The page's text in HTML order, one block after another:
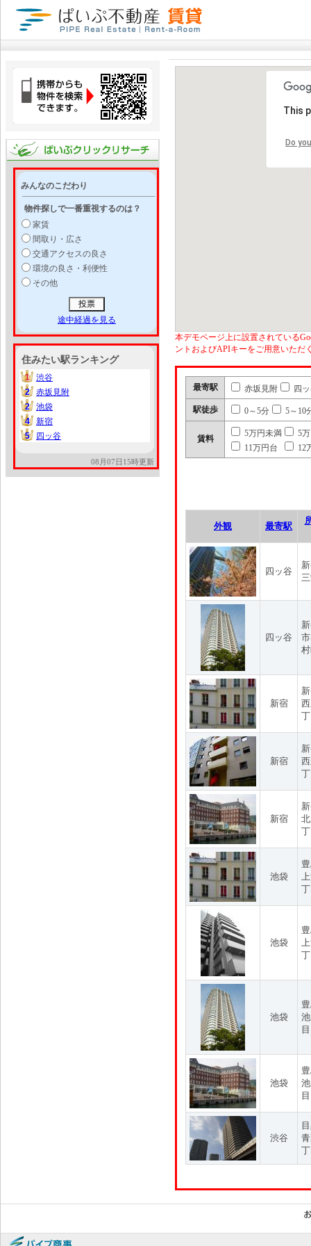
みんなのこだわり
物件探しで一番重視するのは？
家賃
間取り・広さ
交通アクセスの良さ
環境の良さ・利便性
その他
途中経過を見る
住みたい駅ランキング
1
1
渋谷
2
2
赤坂見附
2
2
池袋
4
4
新宿
5
5 四ッ谷
08月07日15時更新
This
Do
本デモページ上に設置されている
ントおよびAPIキーをご用意いただ
最寄駅 赤坂見附 四
駅徒歩 0～5分 5～10
賃料
5万円未満
5
11万円台
12
外観 最寄駅
四ッ谷
四ッ谷
新宿
新宿
新宿
池袋
池袋
池袋
目
池袋
渋谷